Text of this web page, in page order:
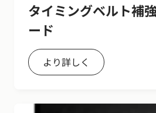
タイミングベルト補
ード
より詳しく